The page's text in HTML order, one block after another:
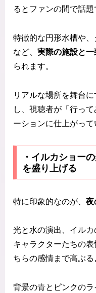
るとファンの間で話題
特徴的な円形水槽や
など、 実際の施設と
られます。
リアルな場所を舞台
し、視聴者が「行っ
ーションに仕上がって
・イルカショー
を盛り上げる
特に印象的なのが、 夜
光と水の演出、イル
キャラクターたちの
ちらの感情まで高ぶる
背景の青とピンクのラ